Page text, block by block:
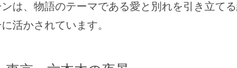
は、物語のテーマである愛と別れを引き立て
活かされています。